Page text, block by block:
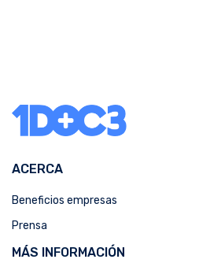
ACERCA
Beneficios empresas
Prensa
MÁS INFORMACIÓN